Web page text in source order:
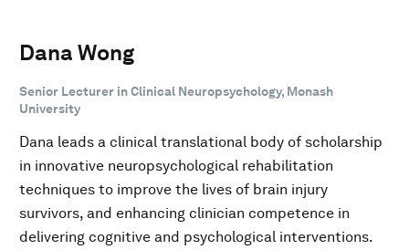
Dana Wong
Senior Lecturer in Clinical Neuropsychology, Monash
University
Dana leads a clinical translational body of scholarship
in innovative neuropsychological rehabilitation
techniques to improve the lives of brain injury
survivors, and enhancing clinician competence in
delivering cognitive and psychological interventions.